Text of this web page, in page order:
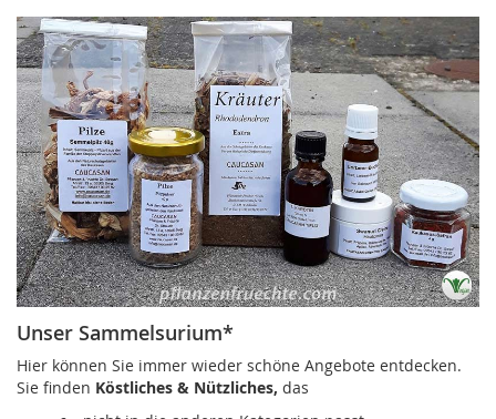
Unser Sammelsurium*
Hier können Sie immer wieder schöne Angebote entdecken.
Sie finden Köstliches & Nützliches, das